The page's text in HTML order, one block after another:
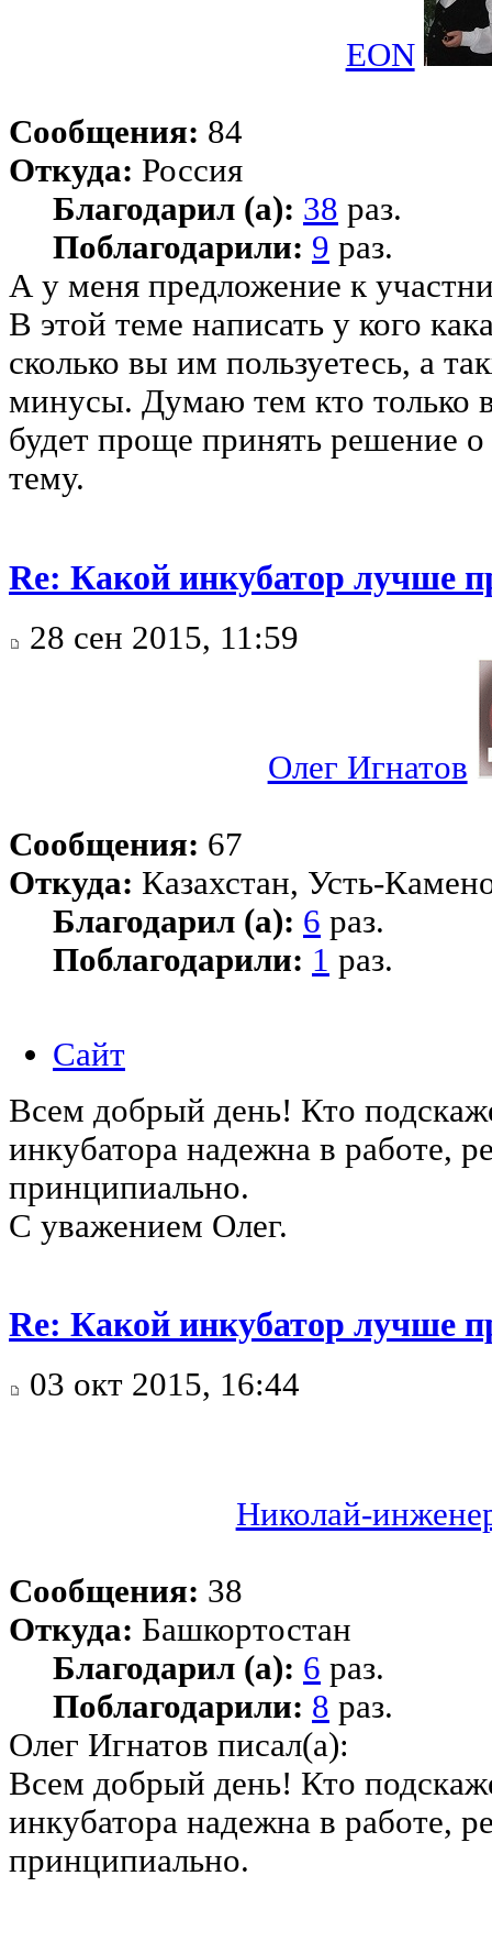
EON
Сообщения: 84
Откуда: Россия
Благодарил (а): 38 раз.
Поблагодарили: 9 раз.
А у меня предложение к
В этой теме написать у кого
сколько вы им пользуетесь, а
минусы. Думаю тем кто только
будет проще принять решение о
тему.
Re: Какой инкубатор лучше
28 сен 2015, 11:59
Олег Игнатов
Сообщения: 67
Откуда: Казахстан, Усть-
Благодарил (а): 6 раз.
Поблагодарили: 1 раз.
Сайт
Всем добрый день! Кто
инкубатора надежна в работе,
принципиально.
С уважением Олег.
Re: Какой инкубатор лучше
03 окт 2015, 16:44
Николай-
Сообщения: 38
Откуда: Башкортостан
Благодарил (а): 6 раз.
Поблагодарили: 8 раз.
Олег Игнатов писал(а):
Всем добрый день! Кто
инкубатора надежна в работе,
принципиально.